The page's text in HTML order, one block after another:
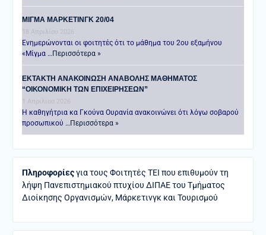
ΜΙΓΜΑ ΜΑΡΚΕΤΙΝΓΚ 20/04
18 Απριλίου 2026
Ενημερώνονται οι φοιτητές ότι το μάθημα του 2ου εξαμήνου
«Μίγμα …Περισσότερα »
ΕΚΤΑΚΤΗ ΑΝΑΚΟΙΝΩΣΗ ΑΝΑΒΟΛΗΣ ΜΑΘΗΜΑΤΟΣ
“ΟΙΚΟΝΟΜΙΚΗ ΤΩΝ ΕΠΙΧΕΙΡΗΣΕΩΝ”
1 Απριλίου 2026
Η καθηγήτρια κα Γκούνα Ουρανία ανακοινώνει ότι λόγω σοβαρού
προσωπικού …Περισσότερα »
Πληροφορίεςγια τους Φοιτητές ΤΕΙ που επιθυμούν τη
λήψη Πανεπιστημιακού πτυχίου ΔΙΠΑΕ του Τμήματος
Διοίκησης Οργανισμών, Μάρκετινγκ και Τουρισμού